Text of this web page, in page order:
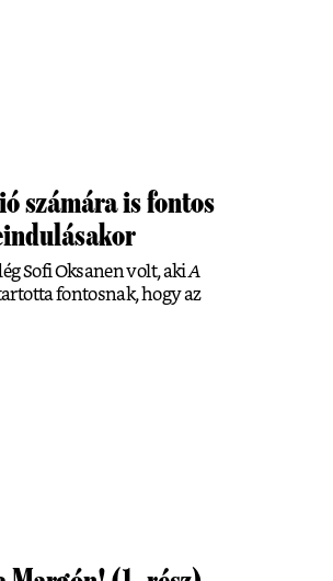
számára is fontos
Sofi Oksanen volt, akiA
fontosnak, hogy az